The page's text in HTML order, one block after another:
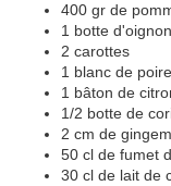
400 gr de
1 botte
2 carottes
1 blanc de
1 bâton de
1/2 botte de
2 cm de
50 cl de fumet
30 cl de lait de